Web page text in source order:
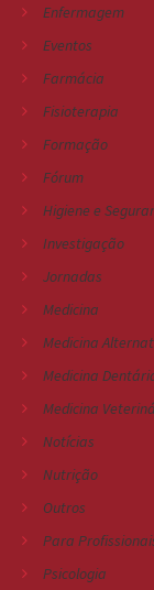
Enfermagem
Eventos
Farmácia
Fisioterapia
Formação
Fórum
Higiene e
Investigação
Jornadas
Medicina
Medicina
Medicina
Medicina
Notícias
Nutrição
Outros
Para
Psicologia